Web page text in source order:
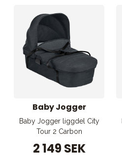
Baby Jogger
Baby Jogger liggdel City
Tour 2 Carbon
2 149 SEK